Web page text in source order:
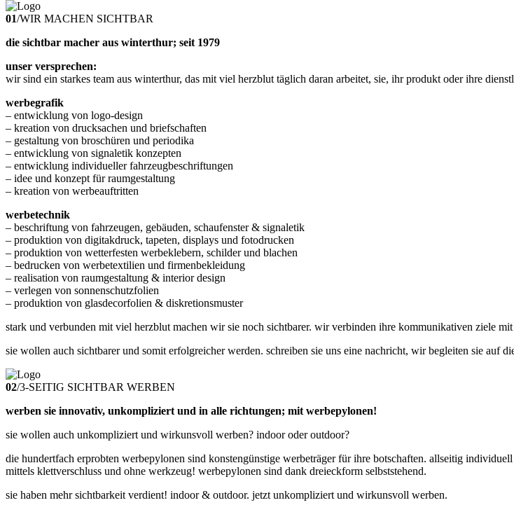
01/WIR MACHEN SICHTBAR
die sichtbar macher aus winterthur; seit 1979
unser versprechen:
wir sind ein starkes team aus winterthur, das mit viel herzblut täglich daran arbeitet, sie, ihr produkt oder ihre
werbegrafik
– entwicklung von logo-design
– kreation von drucksachen und briefschaften
– gestaltung von broschüren und periodika
– entwicklung von signaletik konzepten
– entwicklung individueller fahrzeugbeschriftungen
– idee und konzept für raumgestaltung
– kreation von werbeauftritten
werbetechnik
– beschriftung von fahrzeugen, gebäuden, schaufenster & signaletik
– produktion von digitakdruck, tapeten, displays und fotodrucken
– produktion von wetterfesten werbeklebern, schilder und blachen
– bedrucken von werbetextilien und firmenbekleidung
– realisation von raumgestaltung & interior design
– verlegen von sonnenschutzfolien
– produktion von glasdecorfolien & diskretionsmuster
stark und verbunden mit viel herzblut machen wir sie noch sichtbarer. wir verbinden ihre kommunikativen ziele
sie wollen auch sichtbarer und somit erfolgreicher werden. schreiben sie uns eine nachricht, wir begleiten sie auf
02/3-SEITIG SICHTBAR WERBEN
werben sie innovativ, unkompliziert und in alle richtungen; mit werbepylonen!
sie wollen auch unkompliziert und wirkunsvoll werben? indoor oder outdoor?
die hundertfach erprobten werbepylonen sind konstengünstige werbeträger für ihre botschaften. allseitig
mittels klettverschluss und ohne werkzeug! werbepylonen sind dank dreieckform selbststehend.
sie haben mehr sichtbarkeit verdient! indoor & outdoor. jetzt unkompliziert und wirkunsvoll werben.